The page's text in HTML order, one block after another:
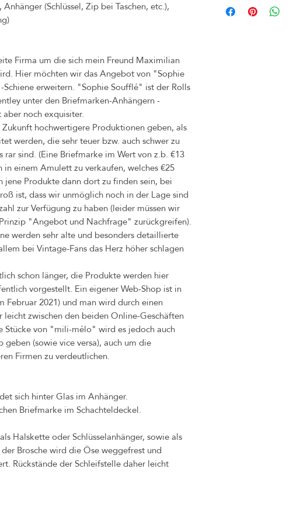
(Schlüssel, Zip bei Taschen, etc.),
Firma um die sich mein Freund Maximilian
Hier möchten wir das Angebot von "Sophie
erweitern. "Sophie Soufflé" ist der Rolls
unter den Briefmarken-Anhängern -
noch exquisiter.
hochwertigere Produktionen geben, als
werden, die sehr teuer bzw. auch schwer zu
sind. (Eine Briefmarke im Wert von z.b. €13
einem Amulett zu verkaufen, welches €25
Produkte dann dort zu finden sein, bei
ist, dass wir unmöglich noch in der Lage sind
zur Verfügung zu haben (leider müssen wir
"Angebot und Nachfrage" zurückgreifen).
werden sehr alte und besonders detaillierte
bei Vintage-Fans das Herz höher schlagen
schon länger, die Produkte werden hier
vorgestellt. Ein eigener Web-Shop ist in
2021) und man wird durch einen
zwischen den beiden Online-Geschäften
Stücke von "mili-mélo" wird es jedoch auch
(sowie vice versa), auch um die
Firmen zu verdeutlichen.
sich hinter Glas im Anhänger.
Briefmarke im Schachteldeckel.
Halskette oder Schlüsselanhänger, sowie als
Brosche wird die Öse weggefrest und
Rückstände der Schleifstelle daher leicht
(z.B. bei Märkten)